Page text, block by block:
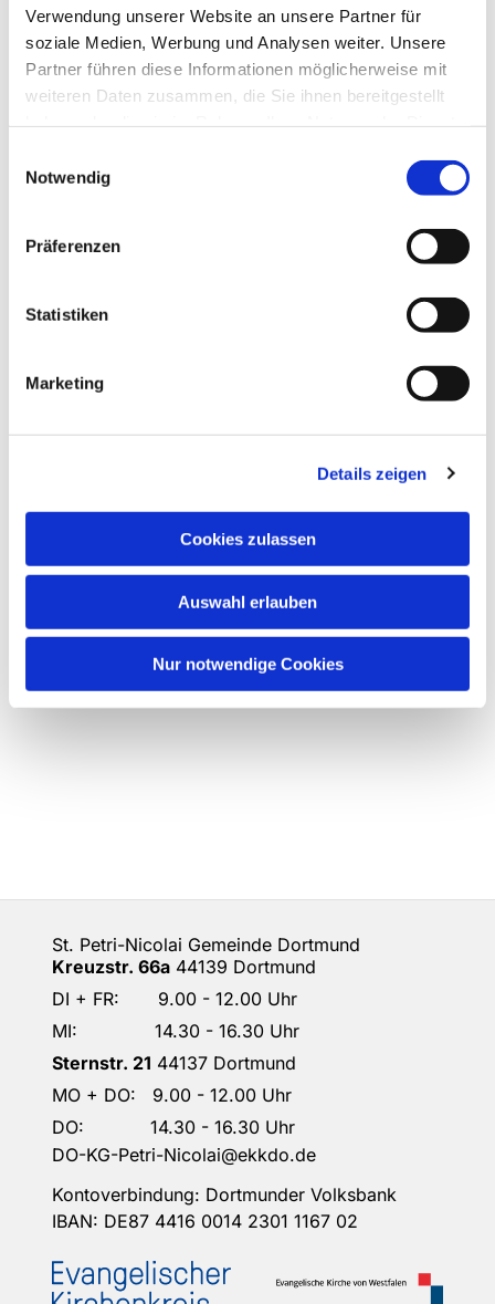
Verwendung unserer Website an unsere Partner für
soziale Medien, Werbung und Analysen weiter. Unsere
Partner führen diese Informationen möglicherweise mit
weiteren Daten zusammen, die Sie ihnen bereitgestellt
Notwendig
Präferenzen
Statistiken
Marketing
Details zeigen
Cookies zulassen
Auswahl erlauben
Nur notwendige Cookies
Dies könnte Sie auch
St. Petri-Nicolai Gemeinde Dortmund
Kreuzstr. 66a 44139 Dortmund
DI + FR: 9.00 - 12.00 Uhr
MI: 14.30 - 16.30 Uhr
Sternstr. 21 44137 Dortmund
MO + DO: 9.00 - 12.00 Uhr
DO: 14.30 - 16.30 Uhr
DO-KG-Petri-Nicolai@ekkdo.de
Kontoverbindung: Dortmunder Volksbank
IBAN: DE87 4416 0014 2301 1167 02